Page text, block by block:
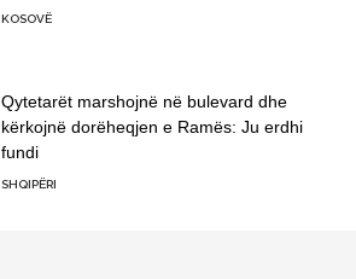
KOSOVË
Qytetarët marshojnë në bulevard dhe
kërkojnë dorëheqjen e Ramës: Ju erdhi
fundi
SHQIPËRI